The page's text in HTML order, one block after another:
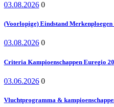
03.08.2026 0
(Voorlopige) Eindstand
03.08.2026 0
Criteria Kampioenschappen Euregio
03.06.2026 0
Vluchtprogramma &